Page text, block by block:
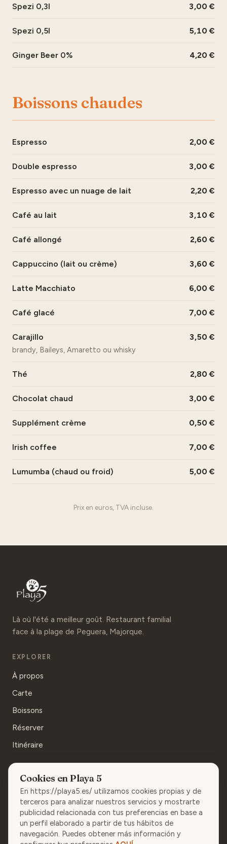
Spezi 0,3l 3,00
Spezi 0,5l 5,10
Ginger Beer 0% 4,20
Boissons chaudes
Espresso 2,00
Double espresso 3,00
Espresso avec un nuage de lait 2,20
Café au lait 3,10
Café allongé 2,60
Cappuccino (lait ou crème) 3,60
Latte Macchiato 6,00
Café glacé 7,00
Carajillo
brandy, Baileys, Amaretto ou whisky
3,50
Thé 2,80
Chocolat chaud 3,00
Supplément crème 0,50
Irish coffee 7,00
Lumumba (chaud ou froid) 5,00
Prix en euros, TVA incluse.
Là où l'été a meilleur goût. Restaurant familial
face à la plage de Peguera, Majorque.
EXPLORER
À propos
Carte
Boissons
Réserver
Itinéraire
CONTACT
971 686 834
WhatsApp
Calle de la Playa, 5 · Peguera, Calvià
Cookies en Playa 5
En https://playa5.es/ utilizamos cookies propias y de
terceros para analizar nuestros servicios y mostrarte
publicidad relacionada con tus preferencias en base a
un perfil elaborado a partir de tus hábitos de
navegación. Puedes obtener más información y